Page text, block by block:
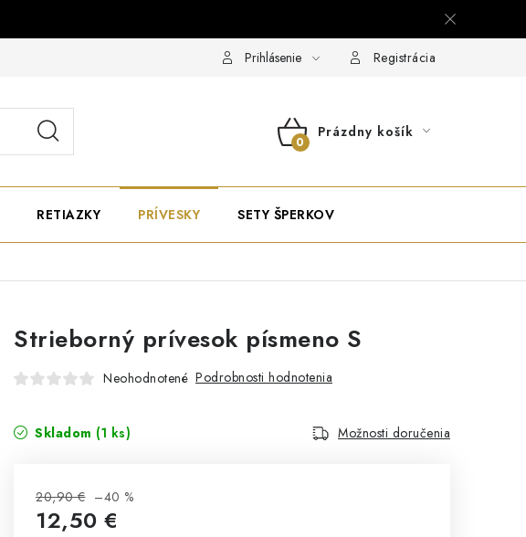
Prihlásenie Registrácia
NÁKUPNÝ
Prázdny košík
RETIAZKY PRÍVESKY SETY ŠPERKOV
Strieborný prívesok písmeno S
Neohodnotené Podrobnosti hodnotenia
Skladom (1 ks) Možnosti doručenia
20,90 € –40 %
12,50 €